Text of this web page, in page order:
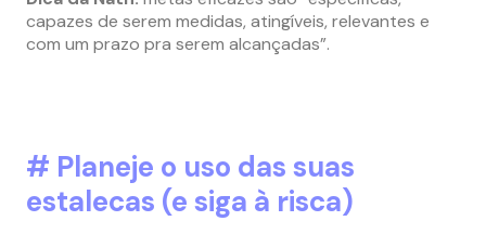
capazes de serem medidas, atingíveis, relevantes e
com um prazo pra serem alcançadas”.
# Planeje o uso das suas
estalecas (e siga à risca)